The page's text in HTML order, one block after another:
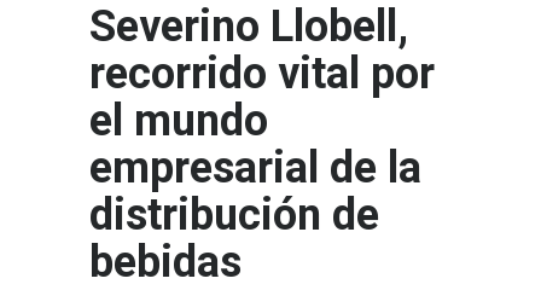
Severino Llobell,
recorrido vital por
el mundo
empresarial de la
distribución de
bebidas